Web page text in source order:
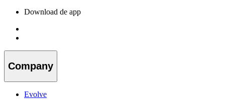
Download de app
Company
Evolve